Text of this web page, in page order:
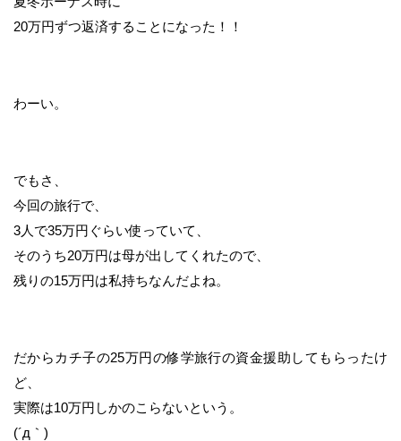
20万円ずつ返済することになった！！
わーい。
でもさ、
今回の旅行で、
3人で35万円ぐらい使っていて、
そのうち20万円は母が出してくれたので、
残りの15万円は私持ちなんだよね。
だからカチ子の25万円の修学旅行の資金援助してもらったけ
ど、
実際は10万円しかのこらないという。
(´д｀)